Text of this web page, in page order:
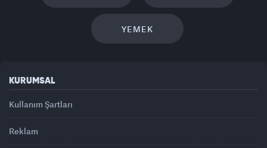
YEMEK
KURUMSAL
Kullanım Şartları
Reklam